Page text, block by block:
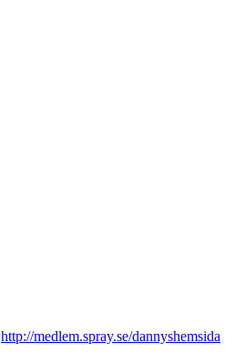
http://medlem.spray.se/dannyshemsida